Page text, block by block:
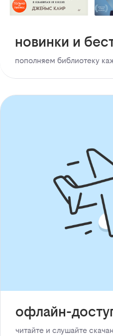
новинки и
пополняем библиотеку
офлайн-
читайте и слушайте